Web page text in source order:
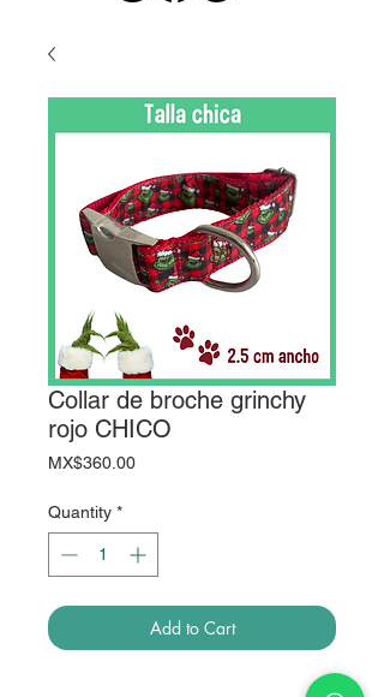
Collar de broche grinchy
rojo CHICO
MX$360.00Price
Quantity *
Add to Cart